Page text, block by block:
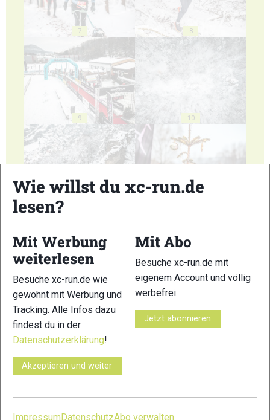
7 8
9 10
13
Wie willst du xc-run.de
lesen?
Mit Werbung
weiterlesen
Besuche xc-run.de wie
gewohnt mit Werbung und
Tracking. Alle Infos dazu
findest du in der
Datenschutzerklärung!
Akzeptieren und weiter
Mit Abo
Besuche xc-run.de mit
eigenem Account und völlig
werbefrei.
Jetzt abonnieren
Impressum DatenschutzAbo verwalten